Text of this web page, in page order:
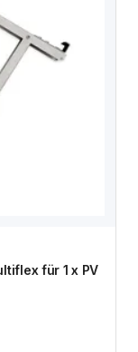
für 1 x PV